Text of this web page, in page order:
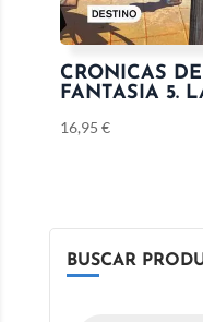
CRONICAS
FANTASIA 5.
16,95 €
BUSCAR